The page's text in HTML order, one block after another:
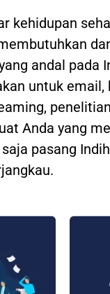
kehidupan
andal pada
untuk email,
Anda yang
pasang